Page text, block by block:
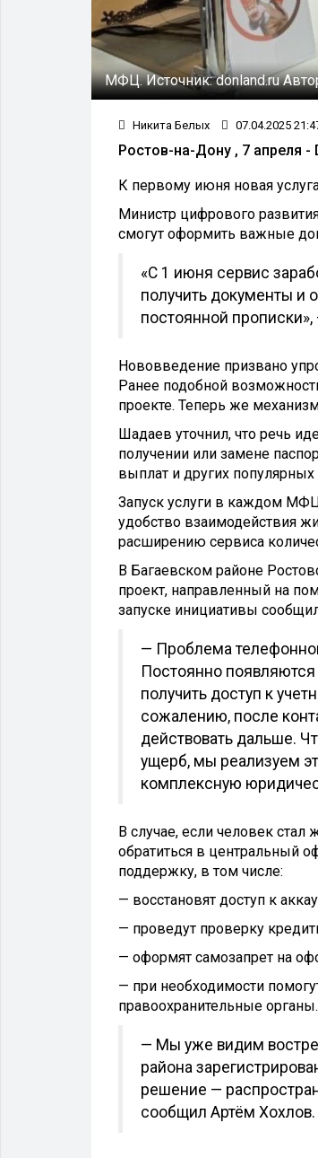
МФЦ.Источник:donland.ru
Никита Белых 07.04.2025
Ростов-на-Дону , 7 апреля -
К первому июня новая
Министр цифрового
смогут оформить важные
«С 1 июня сервис
получить документы и
постоянной
Нововведение призвано
Ранее подобной
проекте. Теперь же
Шадаев уточнил, что речь
получении или замене
выплат и других популярных
Запуск услуги в каждом
удобство взаимодействия
расширению сервиса
В Багаевском районе
проект, направленный на
запуске инициативы
— Проблема
Постоянно
получить доступ к
сожалению, после
действовать дальше.
ущерб, мы реализуем
комплексную
В случае, если человек
обратиться в центральный
поддержку, в том числе:
— восстановят доступ к
— проведут проверку
— оформят самозапрет на
— при необходимости
правоохранительные органы.
— Мы уже видим
района
решение —
сообщил Артём Хохлов.